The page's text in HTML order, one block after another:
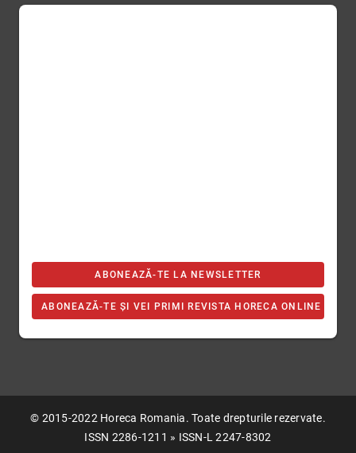
ABONEAZĂ-TE LA NEWSLETTER
ABONEAZĂ-TE ȘI VEI PRIMI REVISTA HORECA ONLINE
© 2015-2022 Horeca Romania. Toate drepturile rezervate.
ISSN 2286-1211 » ISSN-L 2247-8302